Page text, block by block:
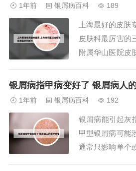
治疗比较好。
康，副作用少，
1年前 银屑病百科 189
上海最好的皮肤
皮肤科最厉害的
附属华山医院皮
医院皮肤科。以
源地之一，该科
高的声誉...
银屑病指甲病变好了 银屑病人
1年前 银屑病百科 192
银屑病能引起灰
甲型银屑病可能
通常只影响单个